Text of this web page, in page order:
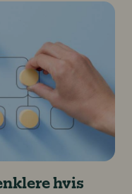
hvis
mennesker